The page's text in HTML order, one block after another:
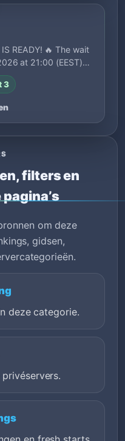
READY! 🔥 The wait
at 21:00 (EEST)…
3
filters en
om deze
gidsen,
deze categorie.